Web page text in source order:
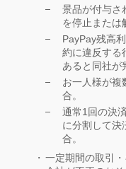
景品が付与さ
を停止または
PayPay残高
約に違反する
あると同社が
お一人様が複
合。
通常1回の決
に分割して決
合。
一定期間の取引